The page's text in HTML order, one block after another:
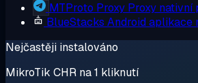
MTProto Proxy Proxy nativní
BlueStacks Android aplikace
Nejčastěji instalováno
MikroTik CHR na 1 kliknutí